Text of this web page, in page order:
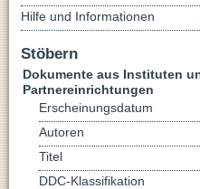
Hilfe und Informationen
Stöbern
Dokumente aus Instituten
Partnereinrichtungen
Erscheinungsdatum
Autoren
Titel
DDC-Klassifikation